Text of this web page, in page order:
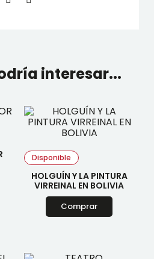
interesar...
Disponible
HOLGUÍN Y LA PINTURA
VIRREINAL EN BOLIVIA
Comprar